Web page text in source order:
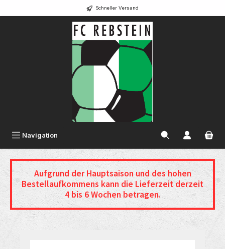
Schneller Versand
Navigation
Aufgrund der Hauptsaison und des hohen
Bestellaufkommens kann die Lieferzeit derzeit
4 bis 6 Wochen betragen.